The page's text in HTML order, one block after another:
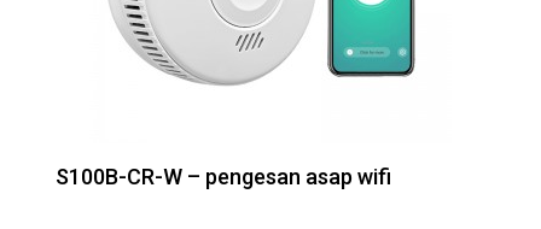
S100B-CR-W – pengesan asap wifi
T01- Pengesan Kamera Tersembunyi Pintar
AF2006 – Penggera Peribadi untuk wanita